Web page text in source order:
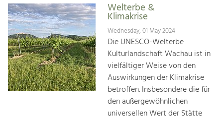
Welterbe &
Klimakrise
Wednesday, 01 May 2024
Die UNESCO-Welterbe
Kulturlandschaft Wachau ist in
vielfältiger Weise von den
Auswirkungen der Klimakrise
betroffen. Insbesondere die für
den außergewöhnlichen
universellen Wert der Stätte